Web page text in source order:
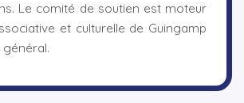
Le comité de soutien est moteur
et culturelle de Guingamp
général.